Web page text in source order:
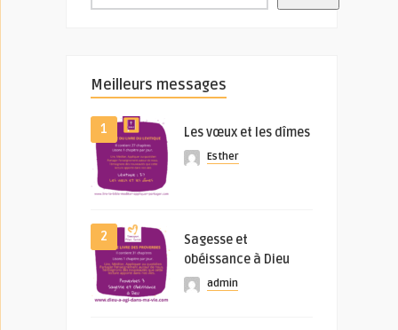
Meilleurs messages
1 Les vœux et les dîmes
Esther
2
Sagesse et
obéissance à Dieu
admin